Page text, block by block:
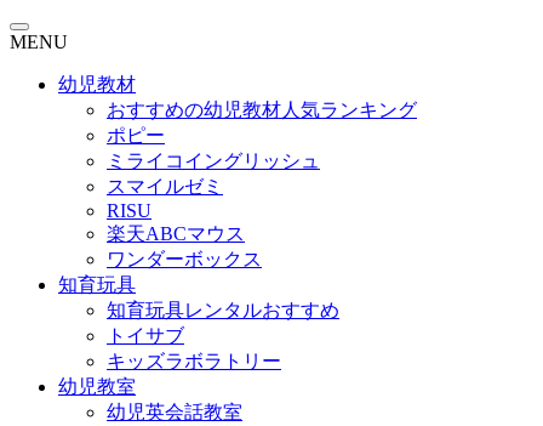
MENU
幼児教材
おすすめの幼児教材人気ランキング
ポピー
ミライコイングリッシュ
スマイルゼミ
RISU
楽天ABCマウス
ワンダーボックス
知育玩具
知育玩具レンタルおすすめ
トイサブ
キッズラボラトリー
幼児教室
幼児英会話教室